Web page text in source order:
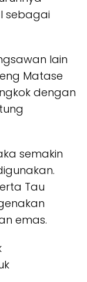
sebagai
lain
Matase
dengan
semakin
Tau
emas.